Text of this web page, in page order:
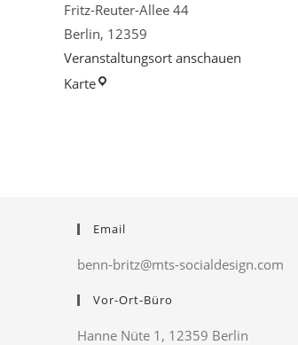
Fritz-Reuter-Allee 44
Berlin, 12359
Veranstaltungsort anschauen
KarteInfo-
Email
benn-britz@mts-socialdesign.com
Vor-Ort-Büro
Hanne Nüte 1, 12359 Berlin